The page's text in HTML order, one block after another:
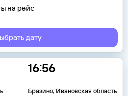
на рейс
дату
16:56
Бразино, Ивановская область